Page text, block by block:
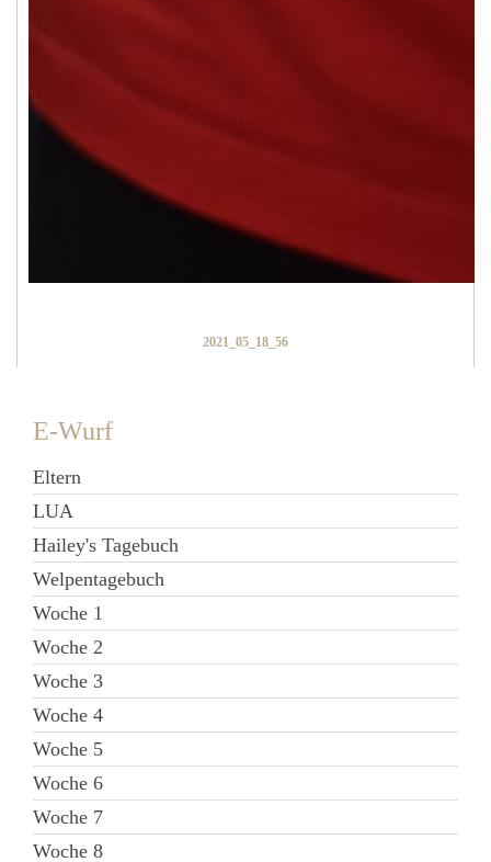
2021_05_18_56
E-Wurf
Eltern
LUA
Hailey's Tagebuch
Welpentagebuch
Woche 1
Woche 2
Woche 3
Woche 4
Woche 5
Woche 6
Woche 7
Woche 8